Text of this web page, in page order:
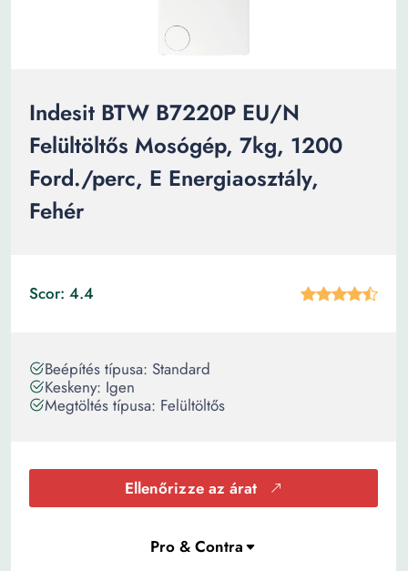
Indesit BTW B7220P EU/N
Felültöltős Mosógép, 7kg, 1200
Ford./perc, E Energiaosztály,
Fehér
Scor: 4.4
Beépítés típusa: Standard
Keskeny: Igen
Megtöltés típusa: Felültöltős
Ellenőrizze az árat